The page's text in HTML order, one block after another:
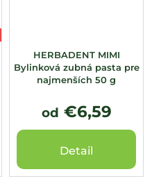
HERBADENT MIMI
Bylinková zubná pasta pre
najmenších 50 g
od €6,59
Detail